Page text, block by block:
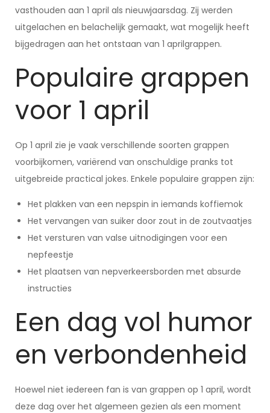
vasthouden aan 1 april als nieuwjaarsdag. Zij werden
uitgelachen en belachelijk gemaakt, wat mogelijk heeft
bijgedragen aan het ontstaan van 1 aprilgrappen.
Populaire grappen
voor 1 april
Op 1 april zie je vaak verschillende soorten grappen
voorbijkomen, variërend van onschuldige pranks tot
uitgebreide practical jokes. Enkele populaire grappen zijn:
Het plakken van een nepspin in iemands koffiemok
Het vervangen van suiker door zout in de zoutvaatjes
Het versturen van valse uitnodigingen voor een
nepfeestje
Het plaatsen van nepverkeersborden met absurde
instructies
Een dag vol humor
en verbondenheid
Hoewel niet iedereen fan is van grappen op 1 april, wordt
deze dag over het algemeen gezien als een moment